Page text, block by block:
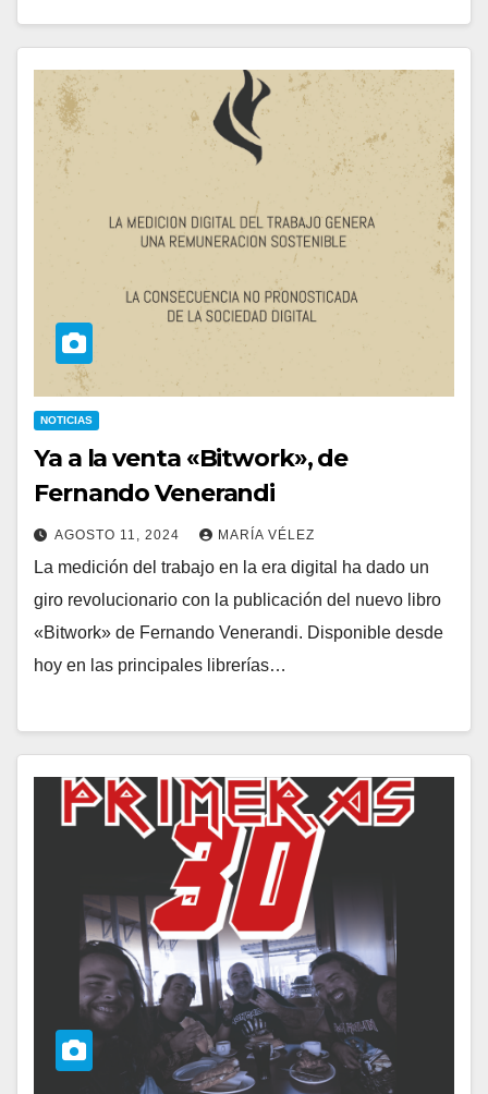
NOTICIAS
Ya a la venta «Bitwork», de
Fernando Venerandi
AGOSTO 11, 2024 MARÍA VÉLEZ
La medición del trabajo en la era digital ha dado un
giro revolucionario con la publicación del nuevo libro
«Bitwork» de Fernando Venerandi. Disponible desde
hoy en las principales librerías…